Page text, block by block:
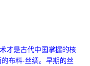
才是古代中国掌握的核
布料-丝绸。早期的丝